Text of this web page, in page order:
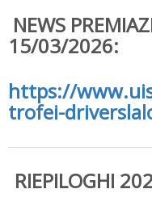
NEWS
15/03/2026:
https://
trofei-
RIEPILOGHI